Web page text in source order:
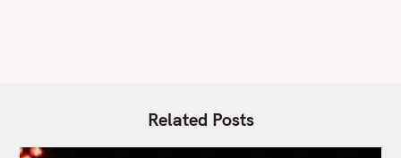
Related Posts